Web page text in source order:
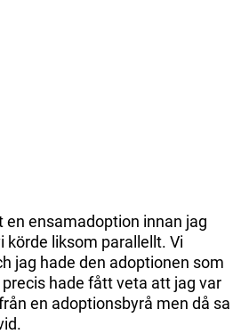
en ensamadoption innan jag
körde liksom parallellt. Vi
jag hade den adoptionen som
hade fått veta att jag var
en adoptionsbyrå men då sa